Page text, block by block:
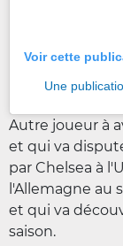
Voir cette
Une
Autre joueur à
et qui va
par Chelsea à
l'Allemagne au
et qui va
saison.